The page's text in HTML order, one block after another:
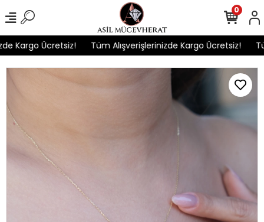
Ücretsiz! Tüm Alışverişlerinizde Kargo Ücretsiz!
0